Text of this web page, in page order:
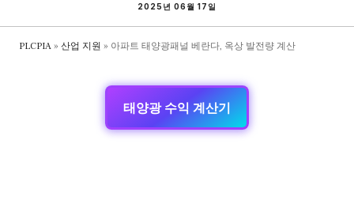
2025년 06월 17일
PLCPIA » 산업 지원 » 아파트 태양광패널 베란다, 옥상 발전량 계산
태양광 수익 계산기